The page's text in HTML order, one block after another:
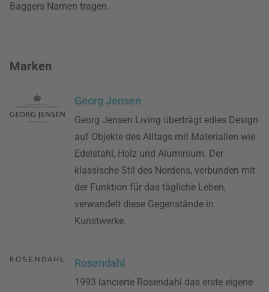
Baggers Namen tragen.
Marken
Georg Jensen
Georg Jensen Living überträgt edles Design
auf Objekte des Alltags mit Materialien wie
Edelstahl, Holz und Aluminium. Der
klassische Stil des Nordens, verbunden mit
der Funktion für das tägliche Leben,
verwandelt diese Gegenstände in
Kunstwerke.
Rosendahl
1993 lancierte Rosendahl das erste eigene